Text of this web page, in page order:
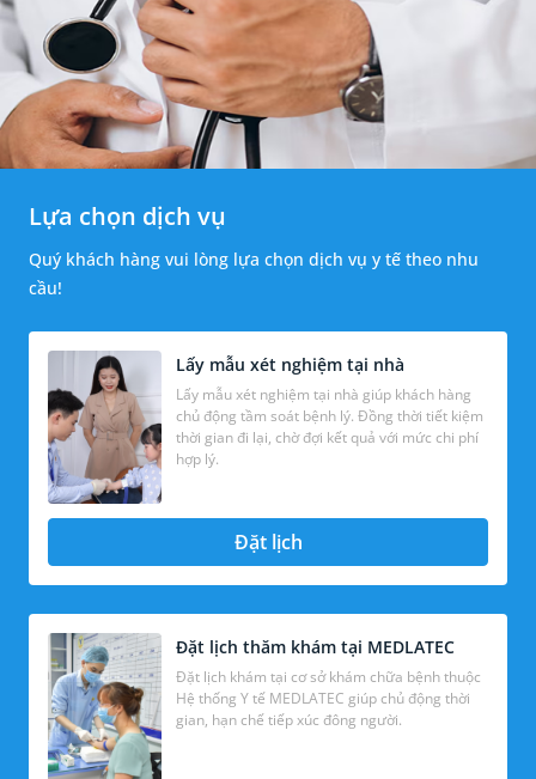
Lựa chọn dịch vụ
Quý khách hàng vui lòng lựa chọn dịch vụ y tế theo nhu
cầu!
Lấy mẫu xét nghiệm tại nhà
Lấy mẫu xét nghiệm tại nhà giúp khách hàng
chủ động tầm soát bệnh lý. Đồng thời tiết kiệm
thời gian đi lại, chờ đợi kết quả với mức chi phí
hợp lý.
Đặt lịch
Đặt lịch thăm khám tại MEDLATEC
Đặt lịch khám tại cơ sở khám chữa bệnh thuộc
Hệ thống Y tế MEDLATEC giúp chủ động thời
gian, hạn chế tiếp xúc đông người.